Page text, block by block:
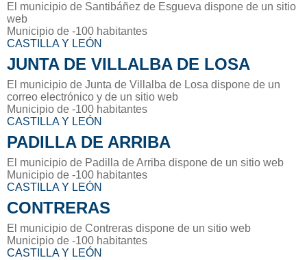
El municipio de Santibáñez de Esgueva dispone de un sitio
web
Municipio de -100 habitantes
CASTILLA Y LEÓN
JUNTA DE VILLALBA DE LOSA
El municipio de Junta de Villalba de Losa dispone de un
correo electrónico y de un sitio web
Municipio de -100 habitantes
CASTILLA Y LEÓN
PADILLA DE ARRIBA
El municipio de Padilla de Arriba dispone de un sitio web
Municipio de -100 habitantes
CASTILLA Y LEÓN
CONTRERAS
El municipio de Contreras dispone de un sitio web
Municipio de -100 habitantes
CASTILLA Y LEÓN